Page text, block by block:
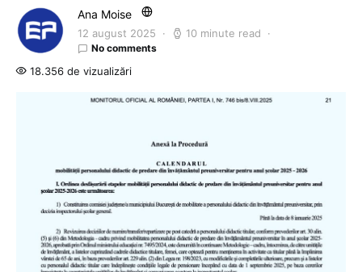
Ana Moise
12 august 2025 10 minute read
No comments
18.356 de vizualizări